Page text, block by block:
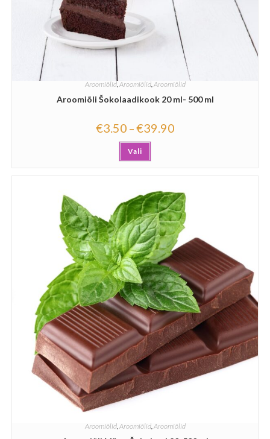
Aroomiõlid, Aroomiõlid, Aroomiõlid
Aroomiõli Šokolaadikook 20 ml- 500 ml
€3.50 –€39.90
Vali
Aroomiõlid,Aroomiõlid,Aroomiõlid